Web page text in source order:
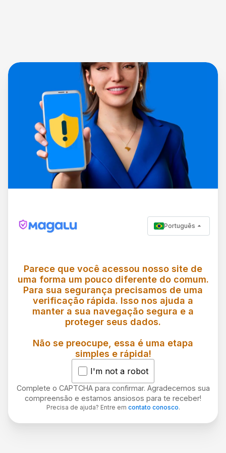
Português
Parece que você acessou nosso site de
uma forma um pouco diferente do comum.
Para sua segurança precisamos de uma
verificação rápida. Isso nos ajuda a
manter a sua navegação segura e a
proteger seus dados.
Não se preocupe, essa é uma etapa
simples e rápida!
I'm not a robot
Complete o CAPTCHA para confirmar. Agradecemos sua
compreensão e estamos ansiosos para te receber!
Precisa de ajuda? Entre em contato conosco.